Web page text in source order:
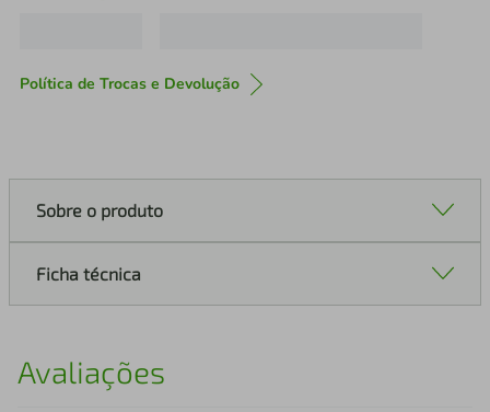
Política de Trocas e Devolução
Sobre o produto
Ficha técnica
Avaliações